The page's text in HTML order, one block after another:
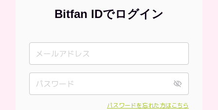
Bitfan IDでログイン
パスワードを忘れた方はこちら